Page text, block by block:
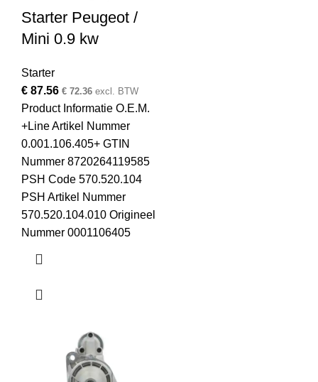
Starter Peugeot /
Mini 0.9 kw
Starter
€ 87.56 € 72.36 excl. BTW
Product Informatie O.E.M.
+Line Artikel Nummer
0.001.106.405+ GTIN
Nummer 8720264119585
PSH Code 570.520.104
PSH Artikel Nummer
570.520.104.010 Origineel
Nummer 0001106405